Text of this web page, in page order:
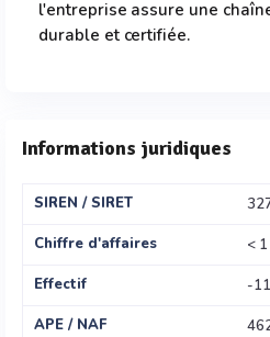
l'entreprise assure une
durable et certifiée.
Informations juridiques
SIREN / SIRET
Chiffre d'affaires
<
Effectif
-11
APE / NAF